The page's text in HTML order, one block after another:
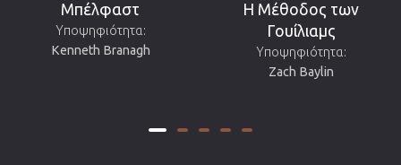
Μπέλφαστ
Υποψηφιότητα:
Kenneth Branagh
Η Μέθοδος των
Γουίλιαμς
Υποψηφιότητα:
Zach Baylin